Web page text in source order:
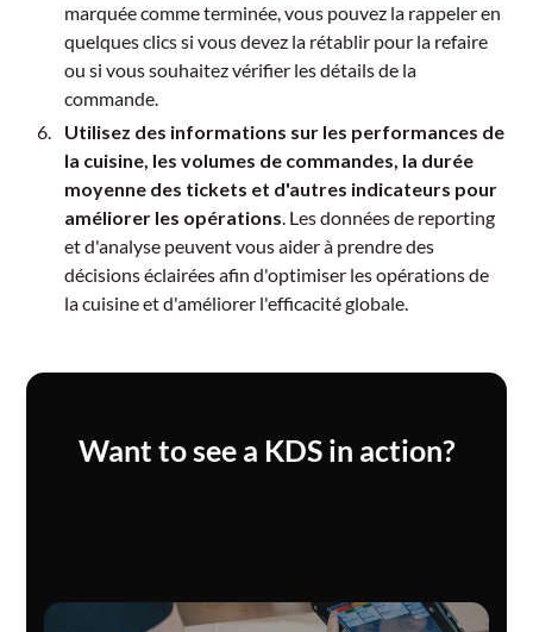
marquée comme terminée, vous pouvez la rappeler en
quelques clics si vous devez la rétablir pour la refaire
ou si vous souhaitez vérifier les détails de la
commande.
Utilisez des informations sur les performances de
la cuisine, les volumes de commandes, la durée
moyenne des tickets et d'autres indicateurs pour
améliorer les opérations. Les données de reporting
et d'analyse peuvent vous aider à prendre des
décisions éclairées afin d'optimiser les opérations de
la cuisine et d'améliorer l'efficacité globale.
Want to see a KDS in action?